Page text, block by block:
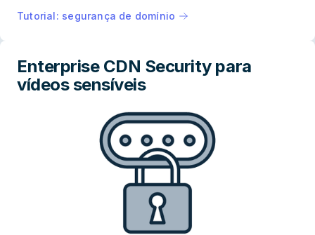
Tutorial: segurança de domínio
Enterprise CDN Security para
vídeos sensíveis